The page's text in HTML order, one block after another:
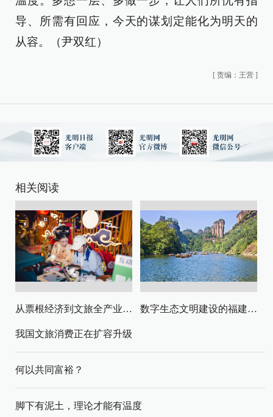
导、所需有回应，今天的谋划定能化为明天的
从容。（尹双红）
[ 责编：王营 ]
相关阅读
从票根经济到文旅全产业链升级 数字生态文明建设的福建路径与启示
我国文旅消费正在扩容升级
何以共同富裕？
脚下有泥土，理论才能有温度